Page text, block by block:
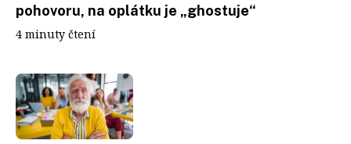
pohovoru, na oplátku je „ghostuje“
4 minuty čtení